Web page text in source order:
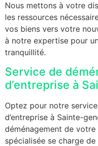
Nous mettons à votre
les ressources
vos biens vers votre
à notre expertise pour
tranquillité.
Service de
d’entreprise à
Optez pour notre
d’entreprise à Sainte-
déménagement de
spécialisée se charge